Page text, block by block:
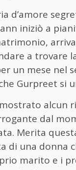
d’amore
iniziò a
a trovare
un mese nel
Gurpreet si
alcun
dal
Merita
di una donna
marito e i